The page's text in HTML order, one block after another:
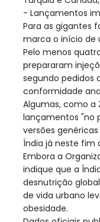
- Lançamentos
Para as gigantes
marca o início de
Pelo menos
prepararam
segundo pedidos
conformidade
Algumas, como a
lançamentos "no
versões
Índia já neste fim
Embora a
indique que a
desnutrição
de vida urbano
obesidade.